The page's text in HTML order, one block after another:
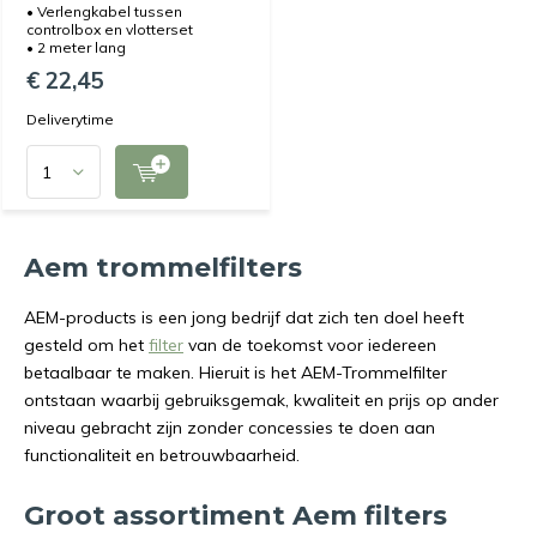
• Verlengkabel tussen
controlbox en vlotterset
• 2 meter lang
€ 22,45
Deliverytime
Aem trommelfilters
AEM-products is een jong bedrijf dat zich ten doel heeft
gesteld om het filter van de toekomst voor iedereen
betaalbaar te maken. Hieruit is het AEM-Trommelfilter
ontstaan waarbij gebruiksgemak, kwaliteit en prijs op ander
niveau gebracht zijn zonder concessies te doen aan
functionaliteit en betrouwbaarheid.
Groot assortiment Aem filters